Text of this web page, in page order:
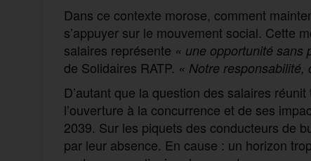
Dans ce contexte morose, comment
s’appuyer sur le mouvement social. Cette
salaires représente « une opportunité sans
de Solidaires RATP. « Notre responsabilité,
D’autant que la question des salaires
l’ouverture à la concurrence et de ses
2039. Sur les piquets des conducteurs de
par leur absence. En cause : un horizon